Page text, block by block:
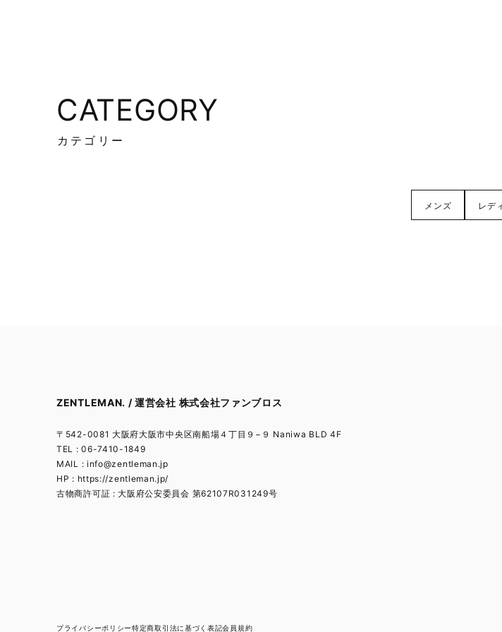
CATEGORY
カテゴリー
メンズ レデ
ZENTLEMAN. / 運営会社 株式会社ファンブロス
〒542-0081 大阪府大阪市中央区南船場４丁目９−９ Naniwa BLD 4F
TEL : 06-7410-1849
MAIL : info@zentleman.jp
HP : https://zentleman.jp/
古物商許可証 : 大阪府公安委員会 第62107R031249号
プライバシーポリシー特定商取引法に基づく表記会員規約